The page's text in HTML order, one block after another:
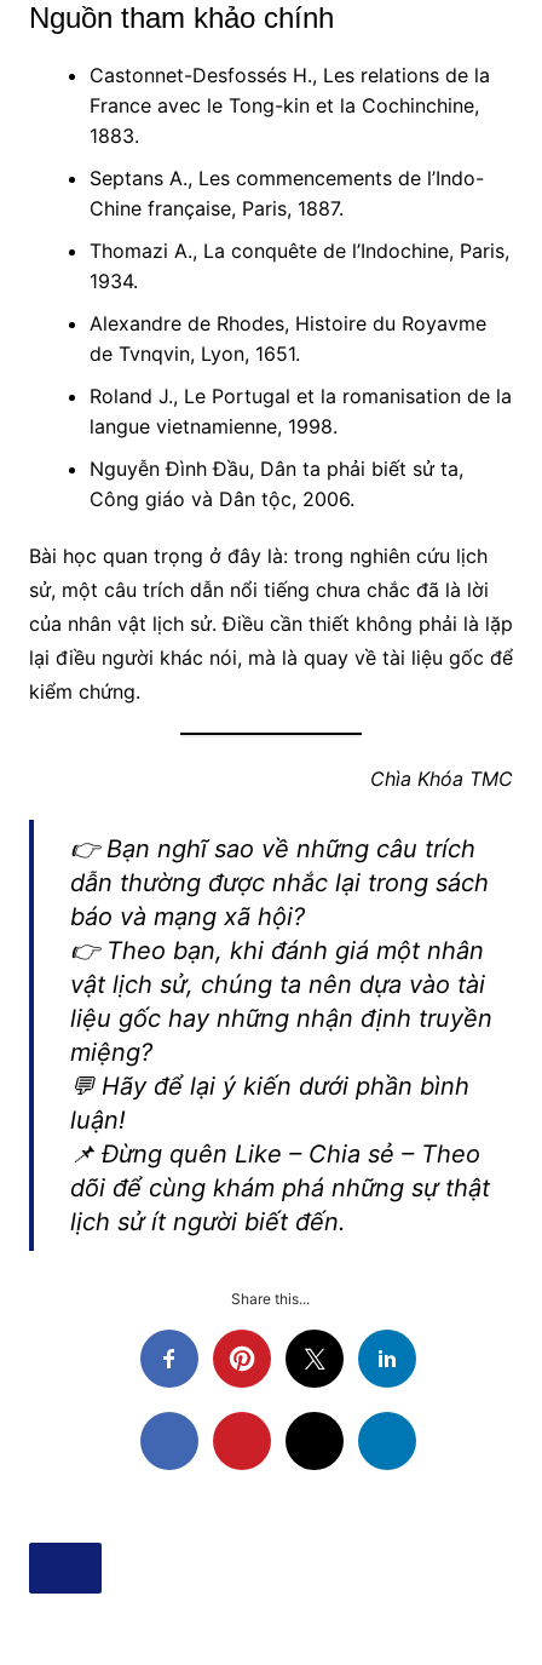
Nguồn tham khảo chính
Castonnet-Desfossés H., Les relations de la
France avec le Tong-kin et la Cochinchine,
1883.
Septans A., Les commencements de l’Indo-
Chine française, Paris, 1887.
Thomazi A., La conquête de l’Indochine, Paris,
1934.
Alexandre de Rhodes, Histoire du Royavme
de Tvnqvin, Lyon, 1651.
Roland J., Le Portugal et la romanisation de la
langue vietnamienne, 1998.
Nguyễn Đình Đầu, Dân ta phải biết sử ta,
Công giáo và Dân tộc, 2006.
Bài học quan trọng ở đây là: trong nghiên cứu lịch
sử, một câu trích dẫn nổi tiếng chưa chắc đã là lời
của nhân vật lịch sử. Điều cần thiết không phải là lặp
lại điều người khác nói, mà là quay về tài liệu gốc để
kiểm chứng.
Chìa Khóa TMC
👉 Bạn nghĩ sao về những câu trích
dẫn thường được nhắc lại trong sách
báo và mạng xã hội?
👉 Theo bạn, khi đánh giá một nhân
vật lịch sử, chúng ta nên dựa vào tài
liệu gốc hay những nhận định truyền
miệng?
💬 Hãy để lại ý kiến dưới phần bình
luận!
📌 Đừng quên Like – Chia sẻ – Theo
dõi để cùng khám phá những sự thật
lịch sử ít người biết đến.
Share this...